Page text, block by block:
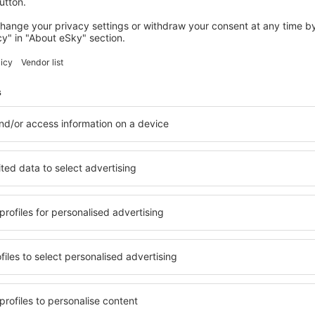
multe oferte pentru
Milano
Plecare din București
34 EUR
Arată mai multe oferte